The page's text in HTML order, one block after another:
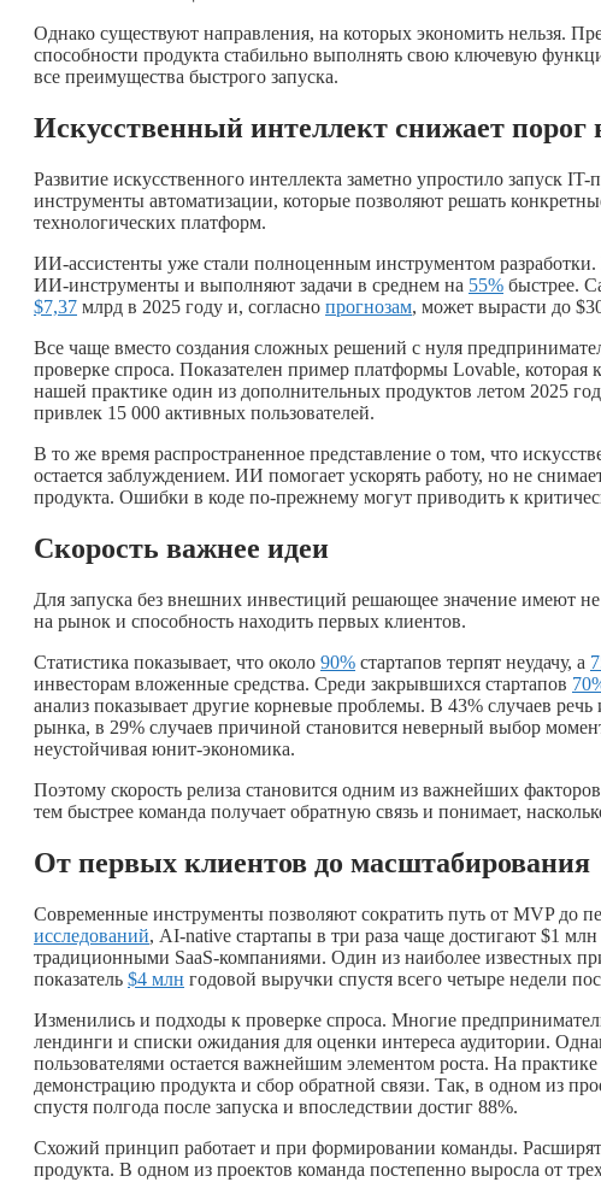
Однако существуют направления, на которых экономить нельзя.
способности продукта стабильно выполнять свою ключевую
все преимущества быстрого запуска.
Искусственный интеллект снижает порог
Развитие искусственного интеллекта заметно упростило запуск
инструменты автоматизации, которые позволяют решать
технологических платформ.
ИИ-ассистенты уже стали полноценным инструментом
ИИ-инструменты и выполняют задачи в среднем на 55% быстрее.
$7,37 млрд в 2025 году и, согласно прогнозам, может вырасти до
Все чаще вместо создания сложных решений с нуля
проверке спроса. Показателен пример платформы Lovable, которая
нашей практике один из дополнительных продуктов летом 2025
привлек 15 000 активных пользователей.
В то же время распространенное представление о том, что
остается заблуждением. ИИ помогает ускорять работу, но не
продукта. Ошибки в коде по-прежнему могут приводить к
Скорость важнее идеи
Для запуска без внешних инвестиций решающее значение имеют
на рынок и способность находить первых клиентов.
Статистика показывает, что около 90% стартапов терпят неудачу, а
инвесторам вложенные средства. Среди закрывшихся стартапов
анализ показывает другие корневые проблемы. В 43% случаев речь
рынка, в 29% случаев причиной становится неверный выбор
неустойчивая юнит-экономика.
Поэтому скорость релиза становится одним из важнейших
тем быстрее команда получает обратную связь и понимает,
От первых клиентов до масштабирования
Современные инструменты позволяют сократить путь от MVP до
исследований, AI-native стартапы в три раза чаще достигают $1
традиционными SaaS-компаниями. Один из наиболее известных
показатель $4 млн годовой выручки спустя всего четыре недели
Изменились и подходы к проверке спроса. Многие
лендинги и списки ожидания для оценки интереса аудитории.
пользователями остается важнейшим элементом роста. На
демонстрацию продукта и сбор обратной связи. Так, в одном из
спустя полгода после запуска и впоследствии достиг 88%.
Схожий принцип работает и при формировании команды.
продукта. В одном из проектов команда постепенно выросла от